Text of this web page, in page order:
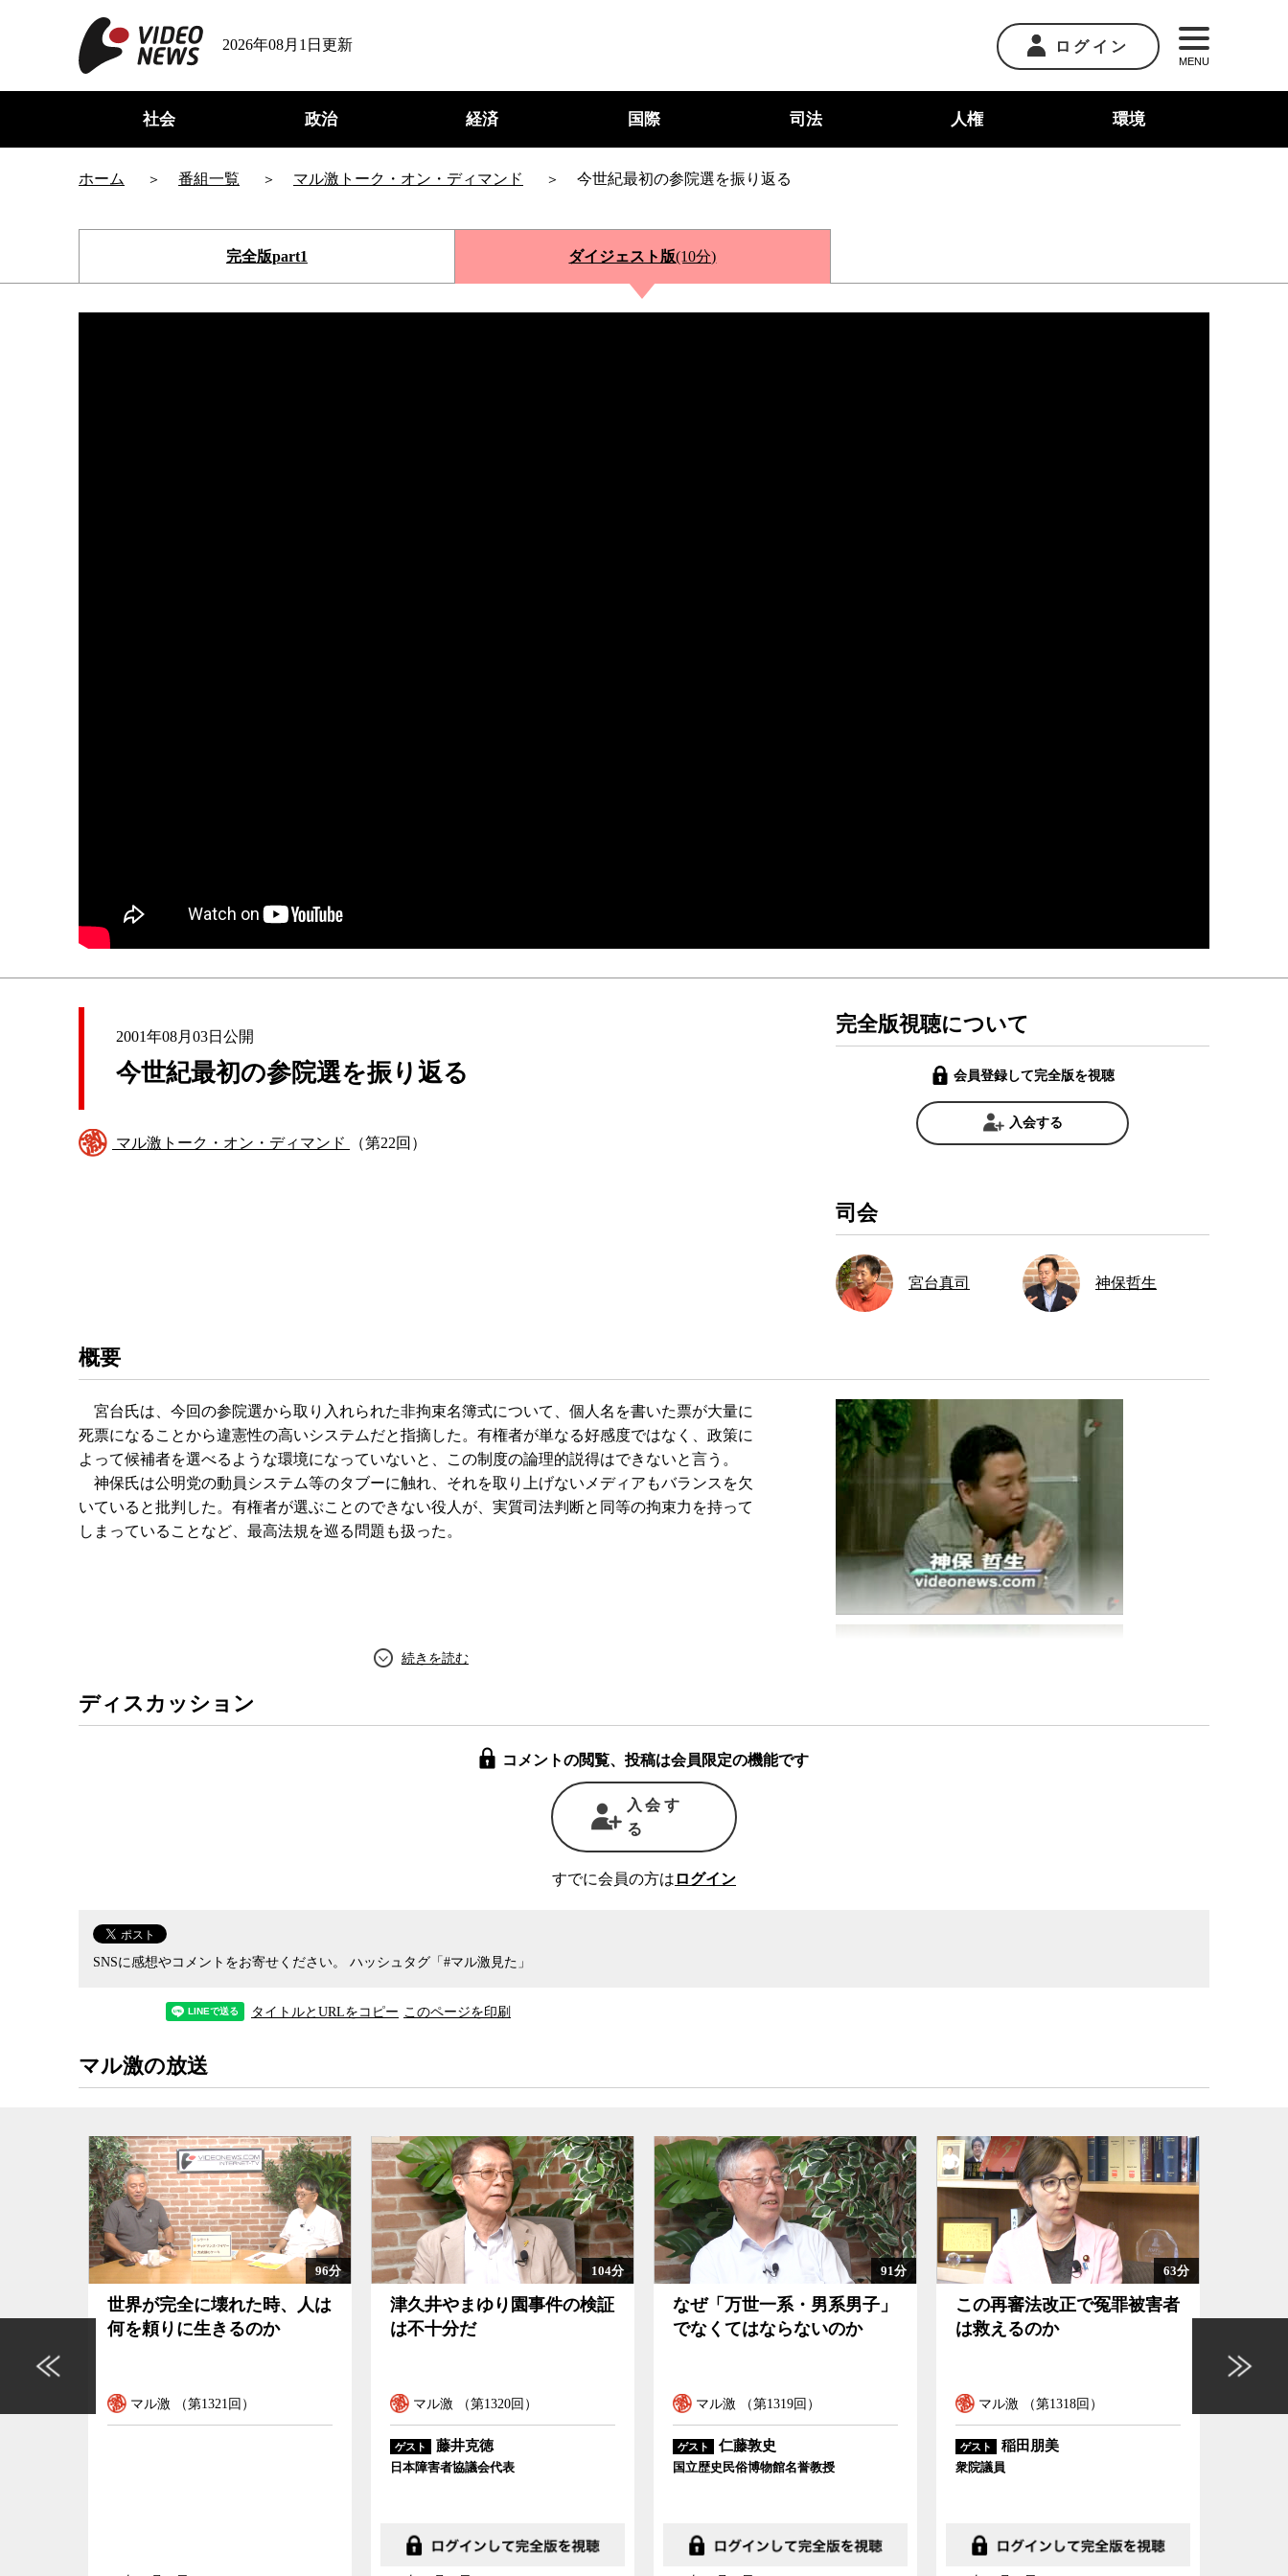
2026年08月1日更新 ログイン
MENU
社会 政治 経済 国際 司法 人権 環境
ホーム 番組一覧 マル激トーク・オン・ディマンド 今世紀最初の参院選を振り返る
完全版part1 ダイジェスト版(10分)
2001年08月03日公開
今世紀最初の参院選を振り返る
マル激トーク・オン・ディマンド （第22回）
完全版視聴について
会員登録して完全版を視聴
入会する
司会
宮台真司 神保哲生
概要
宮台氏は、今回の参院選から取り入れられた非拘束名簿式について、個人名を書いた票が大量に
死票になることから違憲性の高いシステムだと指摘した。有権者が単なる好感度ではなく、政策に
よって候補者を選べるような環境になっていないと、この制度の論理的説得はできないと言う。
神保氏は公明党の動員システム等のタブーに触れ、それを取り上げないメディアもバランスを欠
いていると批判した。有権者が選ぶことのできない役人が、実質司法判断と同等の拘束力を持って
しまっていることなど、最高法規を巡る問題も扱った。
ディスカッション
コメントの閲覧、投稿は会員限定の機能です
入会す
る
すでに会員の方は ログイン
SNSに感想やコメントをお寄せください。 ハッシュタグ「#マル激見た」
タイトルとURLをコピー このページを印刷
マル激の放送
96分
世界が完全に壊れた時、人は
何を頼りに生きるのか
マル激 （第1321回）
104分
津久井やまゆり園事件の検証
は不十分だ
マル激 （第1320回）
ゲスト 藤井克徳
日本障害者協議会代表
91分
なぜ「万世一系・男系男子」
でなくてはならないのか
マル激 （第1319回）
ゲスト 仁藤敦史
国立歴史民俗博物館名誉教授
63分
この再審法改正で冤罪被害者
は救えるのか
マル激 （第1318回）
ゲスト 稲田朋美
衆院議員